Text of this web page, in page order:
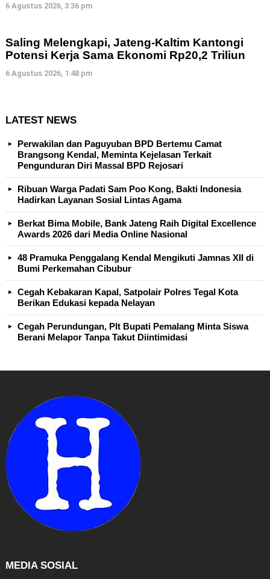
6 Agustus 2026, 3:36 pm
Saling Melengkapi, Jateng-Kaltim Kantongi
Potensi Kerja Sama Ekonomi Rp20,2 Triliun
6 Agustus 2026, 1:48 pm
LATEST NEWS
Perwakilan dan Paguyuban BPD Bertemu Camat
Brangsong Kendal, Meminta Kejelasan Terkait
Pengunduran Diri Massal BPD Rejosari
Ribuan Warga Padati Sam Poo Kong, Bakti Indonesia
Hadirkan Layanan Sosial Lintas Agama
Berkat Bima Mobile, Bank Jateng Raih Digital Excellence
Awards 2026 dari Media Online Nasional
48 Pramuka Penggalang Kendal Mengikuti Jamnas XII di
Bumi Perkemahan Cibubur
Cegah Kebakaran Kapal, Satpolair Polres Tegal Kota
Berikan Edukasi kepada Nelayan
Cegah Perundungan, Plt Bupati Pemalang Minta Siswa
Berani Melapor Tanpa Takut Diintimidasi
MEDIA SOSIAL